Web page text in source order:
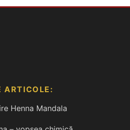
ARTICOLE:
Henna Mandala